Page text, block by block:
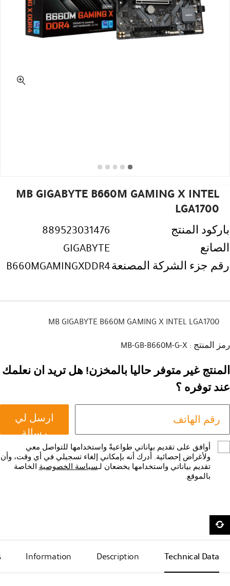
MB GIGABYTE B660M GAMING X INTEL
LGA1700
باركود المنتج
889523031476
الصانع
GIGABYTE
رقم جزء الشركة المصنعةB660MGAMINGXDDR4
MB GIGABYTE B660M GAMING X INTEL LGA1700
رمز المنتج : MB-GB-B660M-G-X
المنتج غير متوفر حاليا بالمخزن! هل تريد ان نعلمك
عند توفره ؟
ارسل لي
رسالة
أوافق على تقديم بياناتي طواعيةً واستخدامها للتواصل معي
ولأغراض إحصائية. أُدرك أنه بإمكاني إلغاء تسجيلي في أي وقت، وأن
تقديم بياناتي واستخدامها يخضعان لـسياسة الخصوصية الخاصة
بالموقع.
Technical Data
Description
Information